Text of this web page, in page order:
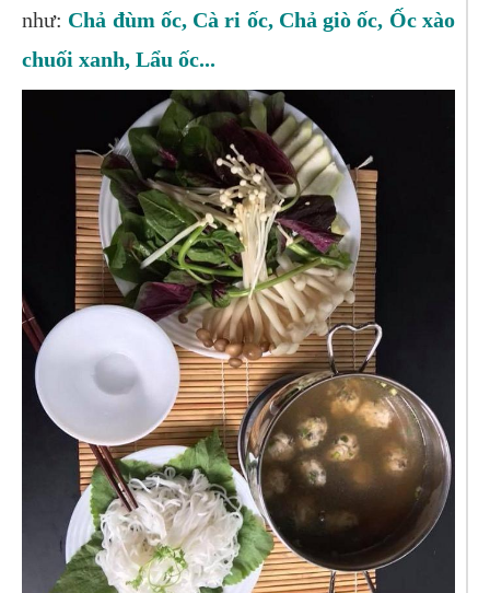
như: Chả đùm ốc, Cà ri ốc, Chả giò ốc, Ốc xào
chuối xanh, Lẩu ốc...